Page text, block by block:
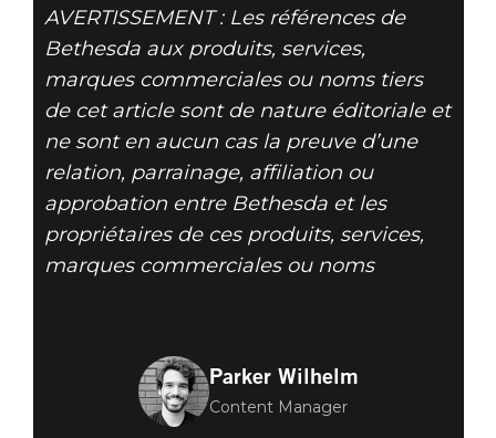
AVERTISSEMENT : Les références de
Bethesda aux produits, services,
marques commerciales ou noms tiers
de cet article sont de nature éditoriale et
ne sont en aucun cas la preuve d’une
relation, parrainage, affiliation ou
approbation entre Bethesda et les
propriétaires de ces produits, services,
marques commerciales ou noms
Parker Wilhelm
Content Manager